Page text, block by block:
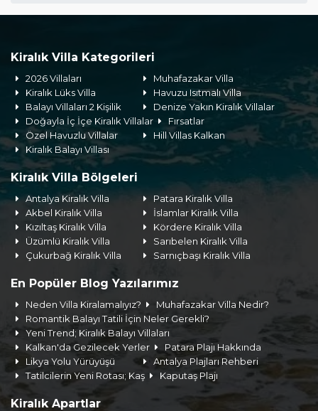
Kiralık Villa Kategorileri
2026 Villaları
Muhafazakar Villa
Kiralık Lüks Villa
Havuzu Isıtmalı Villa
Balayı Villaları 2 Kişilik
Denize Yakın Kiralık Villalar
Doğayla İç İçe Kiralık Villalar
Fırsatlar
Özel Havuzlu Villalar
Hill Villas Kalkan
Kiralık Balayı Villası
Kiralık Villa Bölgeleri
Antalya Kiralık Villa
Patara Kiralık Villa
Akbel Kiralık Villa
İslamlar Kiralık Villa
Kızıltaş Kiralık Villa
Kördere Kiralık Villa
Üzümlü Kiralık Villa
Sarıbelen Kiralık Villa
Çukurbağ Kiralık Villa
Sarnıçbaşı Kiralık Villa
En Popüler Blog Yazılarımız
Neden Villa Kiralamalıyız?
Muhafazakar Villa Nedir?
Romantik Balayı Tatili İçin Neler Gerekli?
Yeni Trend; Kiralık Balayı Villaları
Kalkan'da Gezilecek Yerler
Patara Plajı Hakkında
Likya Yolu Yürüyüşü
Antalya Plajları Rehberi
Tatilcilerin Yeni Rotası; Kaş
Kaputaş Plajı
Kiralık Apartlar